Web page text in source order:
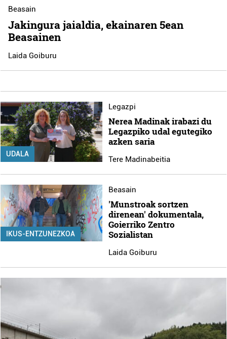
Beasain
Jakingura jaialdia, ekainaren 5ean
Beasainen
Laida Goiburu
UDALA
Legazpi
Nerea Madinak irabazi du
Legazpiko udal egutegiko
azken saria
Tere Madinabeitia
IKUS-ENTZUNEZKOA
Beasain
'Munstroak sortzen
direnean' dokumentala,
Goierriko Zentro
Sozialistan
Laida Goiburu